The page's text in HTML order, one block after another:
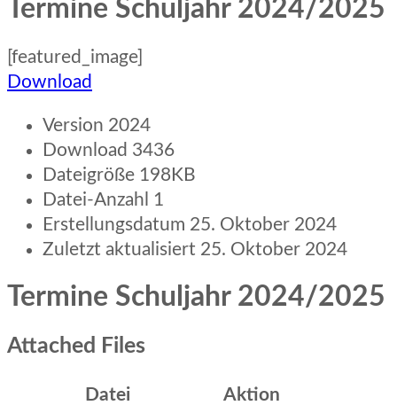
Termine Schuljahr 2024/2025
[featured_image]
Download
Version 2024
Download 3436
Dateigröße 198KB
Datei-Anzahl 1
Erstellungsdatum 25. Oktober 2024
Zuletzt aktualisiert 25. Oktober 2024
Termine Schuljahr 2024/2025
Attached Files
Datei
Aktion